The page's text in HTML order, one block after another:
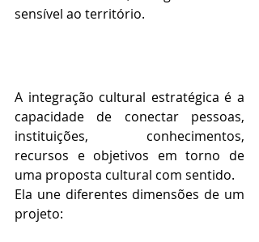
sensível ao território.
A integração cultural estratégica é a
capacidade de conectar pessoas,
instituições, conhecimentos,
recursos e objetivos em torno de
uma proposta cultural com sentido.
Ela une diferentes dimensões de um
projeto: